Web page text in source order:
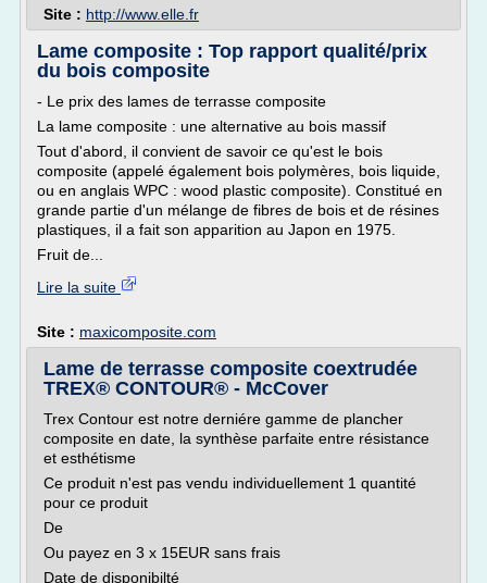
Site : http://www.elle.fr
Lame composite : Top rapport qualité/prix
du bois composite
- Le prix des lames de terrasse composite
La lame composite : une alternative au bois massif
Tout d'abord, il convient de savoir ce qu'est le bois
composite (appelé également bois polymères, bois liquide,
ou en anglais WPC : wood plastic composite). Constitué en
grande partie d'un mélange de fibres de bois et de résines
plastiques, il a fait son apparition au Japon en 1975.
Fruit de...
Lire la suite
Site : maxicomposite.com
Lame de terrasse composite coextrudée
TREX® CONTOUR® - McCover
Trex Contour est notre derniére gamme de plancher
composite en date, la synthèse parfaite entre résistance
et esthétisme
Ce produit n'est pas vendu individuellement 1 quantité
pour ce produit
De
Ou payez en 3 x 15EUR sans frais
Date de disponibilté